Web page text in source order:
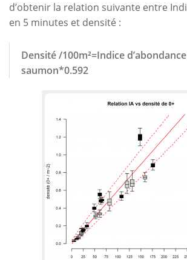
d’obtenir la relation suivante entre
en 5 minutes et densité :
Densité /100m²=Indice d’abondance
saumon*0.592